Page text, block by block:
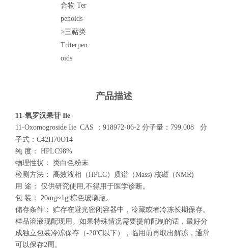
合物 Ter
penoids-
>三萜类
Triterpen
oids
产品描述
11-氧罗汉果苷 Iie
11-Oxomogroside Iie CAS ： 918972-06-2 分子量： 799.008 分
子式： C42H70O14
纯 度：
HPLC98%
物理性状：
类白色粉末
检测方法：
高效液相（HPLC）质谱（Mass) 核磁（NMR)
用 途： 仅供研究使用 ,不得用于医学诊断。
包 装： 20mg~1g 棕色玻璃瓶。
储存条件：
贮存在避光密闭容器中，冷藏或者冷冻长期保存。
样品溶液现配现用。如果特殊情况需要提前配制的话，最好分
成独立包装冷冻保存（-20℃以下），临用前再取出解冻，通常
可以保存2周。